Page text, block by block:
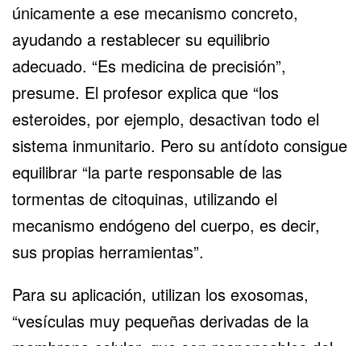
únicamente a ese mecanismo concreto,
ayudando a restablecer su equilibrio
adecuado. “Es medicina de precisión”,
presume. El profesor explica que “los
esteroides, por ejemplo, desactivan todo el
sistema inmunitario. Pero su antídoto consigue
equilibrar “la parte responsable de las
tormentas de citoquinas, utilizando el
mecanismo endógeno del cuerpo, es decir,
sus propias herramientas”.
Para su aplicación, utilizan los exosomas,
“vesículas muy pequeñas derivadas de la